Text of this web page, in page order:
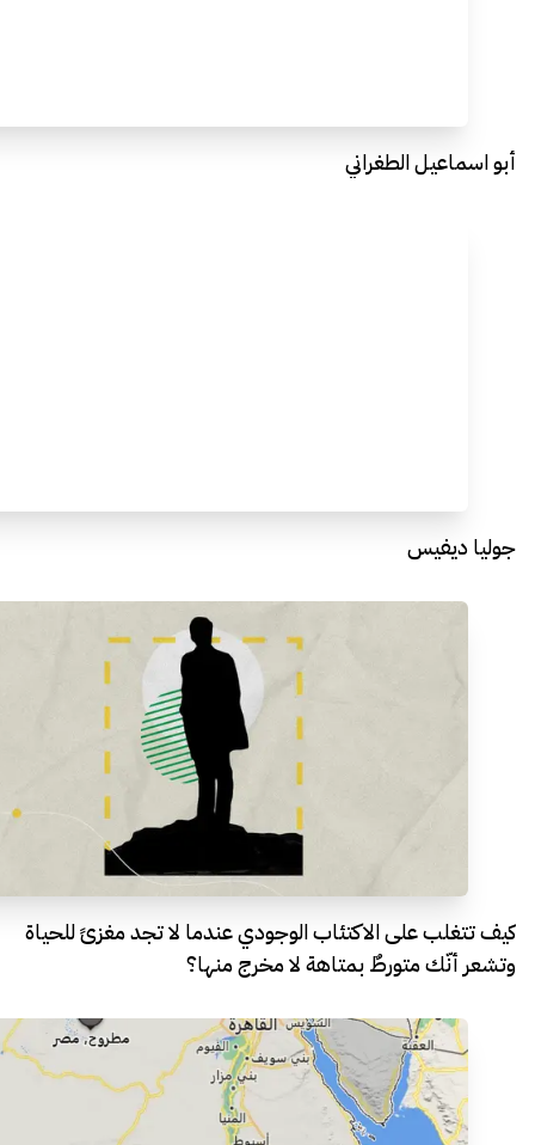
أبو اسماعيل الطغراني
جوليا ديفيس
كيف تتغلب على الاكتئاب الوجودي عندما لا تجد مغزىً للحياة
وتشعر أنّك متورطٌ بمتاهة لا مخرج منها؟